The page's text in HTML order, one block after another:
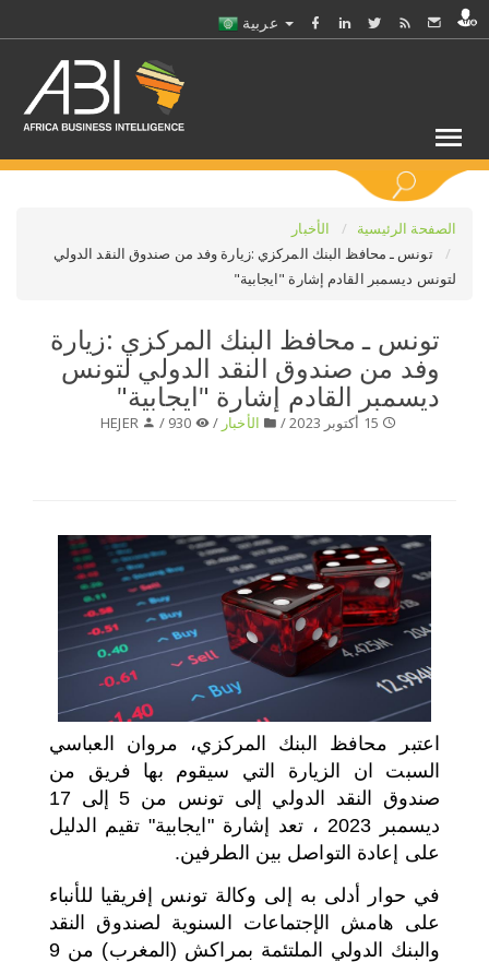
حدد ملفا
الصفحة الرئيسية
الأخبار
تونس ـ محافظ البنك المركزي :زيارة وفد من صندوق النقد الدولي
لتونس ديسمبر القادم إشارة "ايجابية"
تونس ـ محافظ البنك المركزي :زيارة
وفد من صندوق النقد الدولي لتونس
ديسمبر القادم إشارة "ايجابية"
الأخبار /
HEJER
اعتبر محافظ البنك المركزي، مروان العباسي
السبت ان الزيارة التي سيقوم بها فريق من
صندوق النقد الدولي إلى تونس من 5 إلى 17
ديسمبر 2023 ، تعد إشارة "ايجابية" تقيم الدليل
على إعادة التواصل بين الطرفين.
في حوار أدلى به إلى وكالة تونس إفريقيا للأنباء
على هامش الإجتماعات السنوية لصندوق النقد
والبنك الدولي الملتئمة بمراكش (المغرب) من 9